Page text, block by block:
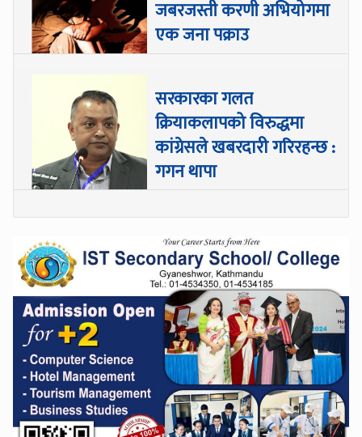
जबरजस्ती करणी अभियोगमा
एक जना पक्राउ
सरकारका गलत
क्रियाकलापको विरुद्धमा
कांग्रेसले खबरदारी गरिरहन्छ :
गगन थापा